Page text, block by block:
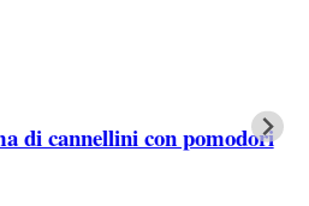
di cannellini con pomodori